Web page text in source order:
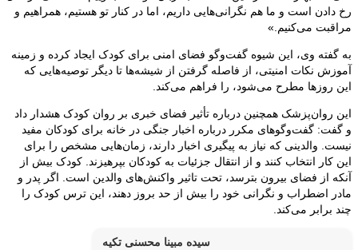
رخ دادن است و ما هم نگرانی‌هایی داریم، اما در کنار تو هستیم، همراهیم و
مراقبت می‌کنیم.»
به گفته وی، این شیوه گفت‌وگو فضای امنی برای کودک ایجاد کرده و زمینه
آموزش نکات امنیتی، از فاصله گرفتن از شیشه‌ها تا دیگر توصیه‌هایی که
این روزها مطرح می‌شود، را فراهم می‌کند.
این روان‌پزشک همچنین درباره تأثیر فضای خبری بر روان کودک هشدار داد
و گفت: گفت‌وگوهای مکرر درباره اخبار جنگی در خانه برای کودکان مفید
نیست. والدینی که نیاز به پیگیری اخبار دارند، زمان‌هایی مشخص را برای
این کار انتخاب کنند و از انتقال جزئیات به کودکان بپرهیزند. کودک بیش از
آنکه از فضای بیرون بترسد، تحت تاثیر واکنش‌های والدین است. اگر پدر و
مادر اضطراب و نگرانی خود را بیش از حد بروز دهند، این ترس کودک را
چند برابر می‌کند.
سیده مبینا محسنی تکیه